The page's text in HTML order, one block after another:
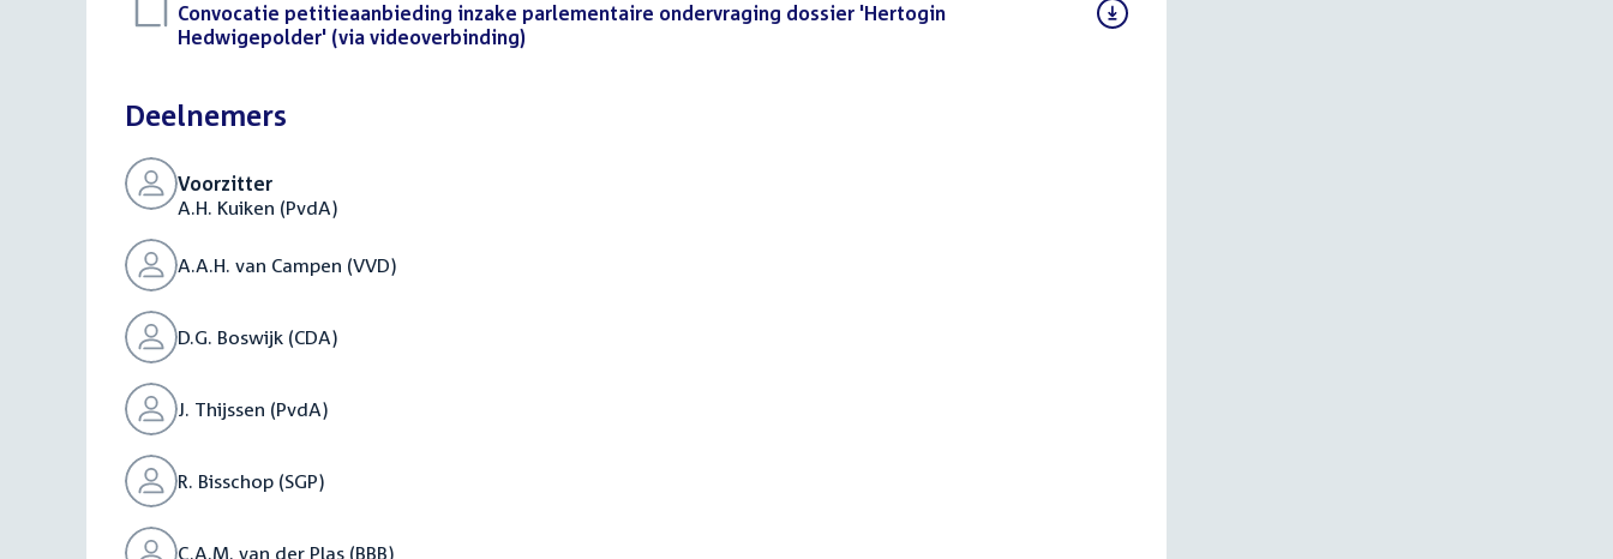
Download
bestand:
Convocatie petitieaanbieding inzake parlementaire ondervraging dossier 'Hertogin
Hedwigepolder' (via videoverbinding)
Deelnemers
Voorzitter
A.H. Kuiken (PvdA)
A.A.H. van Campen (VVD)
D.G. Boswijk (CDA)
J. Thijssen (PvdA)
R. Bisschop (SGP)
C.A.M. van der Plas (BBB)